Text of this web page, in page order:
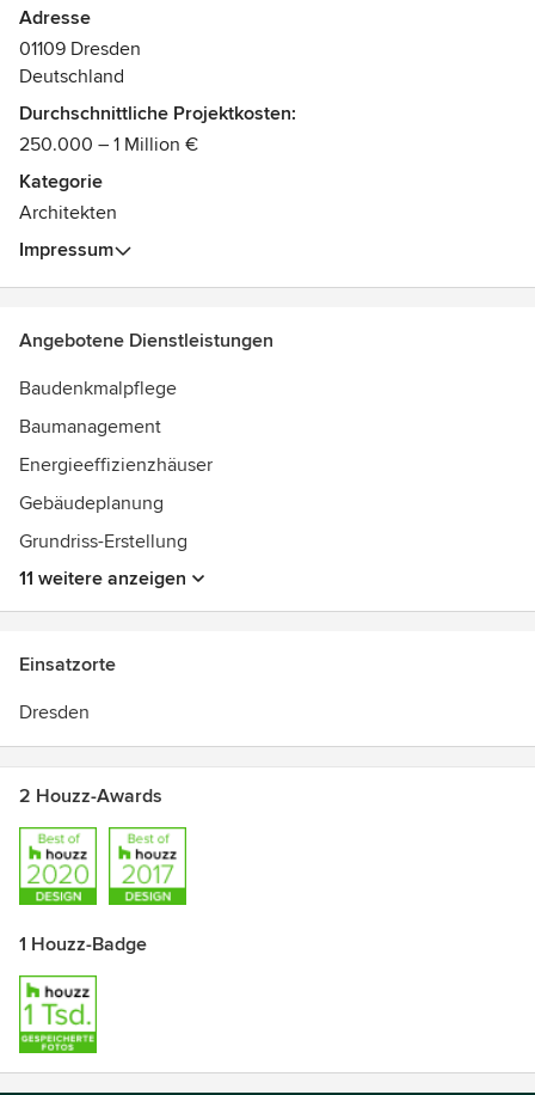
Auszeichnungen:
Sächsicher Staatspreis für Architektur und Bauwesen
Innovationspreis Holz Sachsen
Preis für vorbildliche Sanierung in Sachsen
Adresse
01109 Dresden
Deutschland
Durchschnittliche Projektkosten:
250.000 – 1 Million €
Kategorie
Architekten
Impressum
Angebotene Dienstleistungen
Baudenkmalpflege
Baumanagement
Energieeffizienzhäuser
Gebäudeplanung
Grundriss-Erstellung
11 weitere anzeigen
Einsatzorte
Dresden
2 Houzz-Awards
1 Houzz-Badge